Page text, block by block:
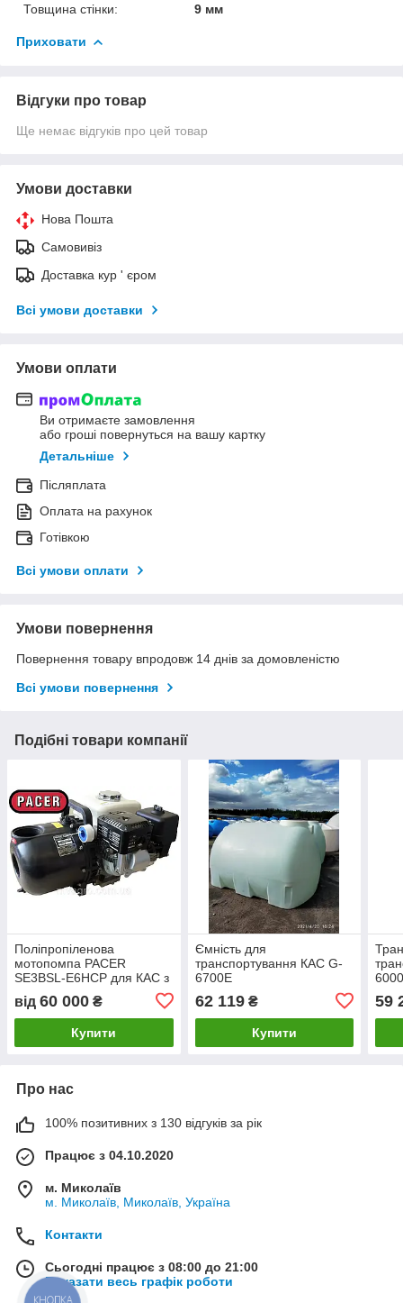
Товщина стінки:
9 мм
Приховати
Відгуки про товар
Ще немає відгуків про цей товар
Умови доставки
Нова Пошта
Самовивіз
Доставка кур ' єром
Всі умови доставки
Умови оплати
Ви отримаєте замовлення
або гроші повернуться на вашу картку
Детальніше
Післяплата
Оплата на рахунок
Готівкою
Всі умови оплати
Умови повернення
Повернення товару впродовж 14 днів за домовленістю
Всі умови повернення
Подібні товари компанії
Поліпропіленова
мотопомпа PACER
SE3BSL-E6HCP для КАС з
двигуном HONDA GX200,
1060 л/хв. (3")
від 60 000 ₴
Купити
Ємність для
транспортування КАС G-
6700E
62 119₴
Купити
59
Про нас
100% позитивних з 130 відгуків за рік
Працює з 04.10.2020
м. Миколаїв
м. Миколаїв, Миколаїв, Україна
Контакти
Сьогодні працює з 08:00 до 21:00
Показати весь графік роботи
КНОПКА